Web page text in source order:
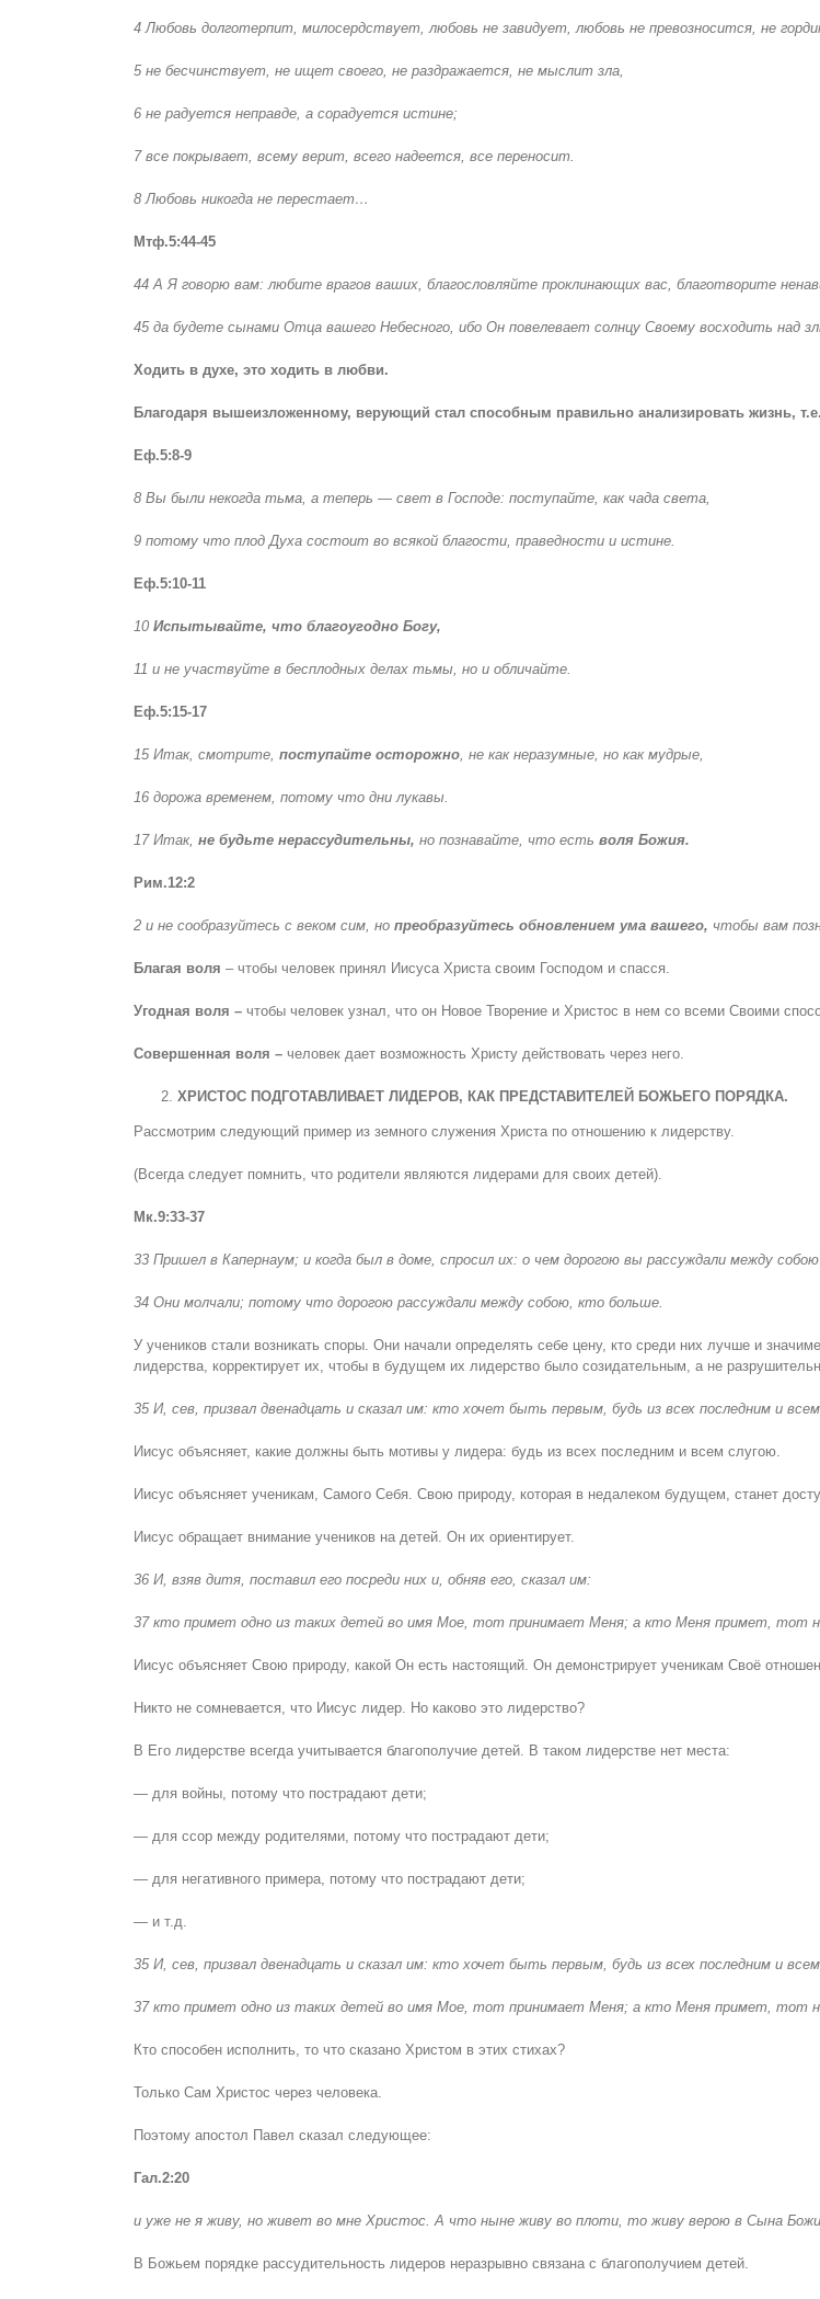
4 Любовь долготерпит, милосердствует, любовь не завидует, любовь не превозносится, не
5 не бесчинствует, не ищет своего, не раздражается, не мыслит зла,
6 не радуется неправде, а сорадуется истине;
7 все покрывает, всему верит, всего надеется, все переносит.
8 Любовь никогда не перестает…
Мтф.5:44-45
44 А Я говорю вам: любите врагов ваших, благословляйте проклинающих вас, благотворите
45 да будете сынами Отца вашего Небесного, ибо Он повелевает солнцу Своему восходить над
Ходить в духе, это ходить в любви.
Благодаря вышеизложенному, верующий стал способным правильно анализировать жизнь,
Еф.5:8-9
8 Вы были некогда тьма, а теперь — свет в Господе: поступайте, как чада света,
9 потому что плод Духа состоит во всякой благости, праведности и истине.
Еф.5:10-11
10 Испытывайте, что благоугодно Богу,
11 и не участвуйте в бесплодных делах тьмы, но и обличайте.
Еф.5:15-17
15 Итак, смотрите, поступайте осторожно, не как неразумные, но как мудрые,
16 дорожа временем, потому что дни лукавы.
17 Итак, не будьте нерассудительны, но познавайте, что есть воля Божия.
Рим.12:2
2 и не сообразуйтесь с веком сим, но преобразуйтесь обновлением ума вашего, чтобы вам
Благая воля – чтобы человек принял Иисуса Христа своим Господом и спасся.
Угодная воля –чтобы человек узнал, что он Новое Творение и Христос в нем со всеми Своими
Совершенная воля – человек дает возможность Христу действовать через него.
ХРИСТОС ПОДГОТАВЛИВАЕТ ЛИДЕРОВ, КАК ПРЕДСТАВИТЕЛЕЙ БОЖЬЕГО ПОРЯДКА.
Рассмотрим следующий пример из земного служения Христа по отношению к лидерству.
(Всегда следует помнить, что родители являются лидерами для своих детей).
Мк.9:33-37
33 Пришел в Капернаум; и когда был в доме, спросил их: о чем дорогою вы рассуждали между
34 Они молчали; потому что дорогою рассуждали между собою, кто больше.
У учеников стали возникать споры. Они начали определять себе цену, кто среди них лучше и
лидерства, корректирует их, чтобы в будущем их лидерство было созидательным, а не
35 И, сев, призвал двенадцать и сказал им: кто хочет быть первым, будь из всех последним и
Иисус объясняет, какие должны быть мотивы у лидера: будь из всех последним и всем слугою.
Иисус объясняет ученикам, Самого Себя. Свою природу, которая в недалеком будущем, станет
Иисус обращает внимание учеников на детей. Он их ориентирует.
36 И, взяв дитя, поставил его посреди них и, обняв его, сказал им:
37 кто примет одно из таких детей во имя Мое, тот принимает Меня; а кто Меня примет, тот
Иисус объясняет Свою природу, какой Он есть настоящий. Он демонстрирует ученикам Своё
Никто не сомневается, что Иисус лидер. Но каково это лидерство?
В Его лидерстве всегда учитывается благополучие детей. В таком лидерстве нет места:
— для войны, потому что пострадают дети;
— для ссор между родителями, потому что пострадают дети;
— для негативного примера, потому что пострадают дети;
— и т.д.
35 И, сев, призвал двенадцать и сказал им: кто хочет быть первым, будь из всех последним и
37 кто примет одно из таких детей во имя Мое, тот принимает Меня; а кто Меня примет, тот
Кто способен исполнить, то что сказано Христом в этих стихах?
Только Сам Христос через человека.
Поэтому апостол Павел сказал следующее:
Гал.2:20
и уже не я живу, но живет во мне Христос. А что ныне живу во плоти, то живу верою в Сына
В Божьем порядке рассудительность лидеров неразрывно связана с благополучием детей.